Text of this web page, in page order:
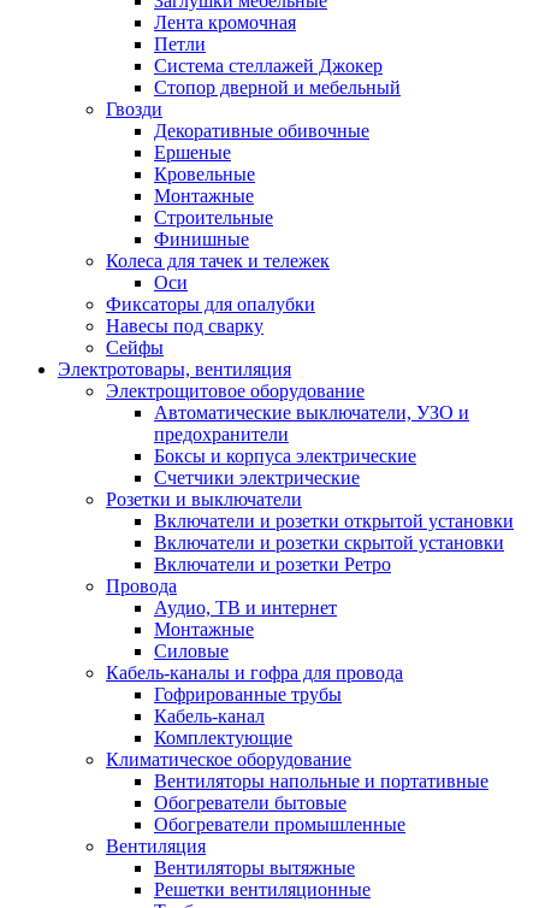
Лента кромочная
Петли
Система стеллажей Джокер
Стопор дверной и мебельный
Гвозди
Декоративные обивочные
Ершеные
Кровельные
Монтажные
Строительные
Финишные
Колеса для тачек и тележек
Оси
Фиксаторы для опалубки
Навесы под сварку
Сейфы
Электротовары, вентиляция
Электрощитовое оборудование
Автоматические выключатели, УЗО и
предохранители
Боксы и корпуса электрические
Счетчики электрические
Розетки и выключатели
Включатели и розетки открытой установки
Включатели и розетки скрытой установки
Включатели и розетки Ретро
Провода
Аудио, ТВ и интернет
Монтажные
Силовые
Кабель-каналы и гофра для провода
Гофрированные трубы
Кабель-канал
Комплектующие
Климатическое оборудование
Вентиляторы напольные и портативные
Обогреватели бытовые
Обогреватели промышленные
Вентиляция
Вентиляторы вытяжные
Решетки вентиляционные